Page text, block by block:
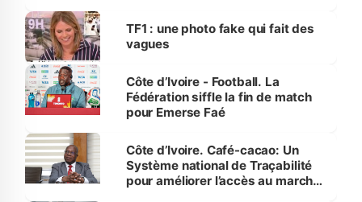
sur la scène internationale »
TF1 : une photo fake qui fait des
vagues
Côte d’Ivoire - Football. La
Fédération siffle la fin de match
pour Emerse Faé
Côte d’Ivoire. Café-cacao: Un
Système national de Traçabilité
pour améliorer l’accès au marché